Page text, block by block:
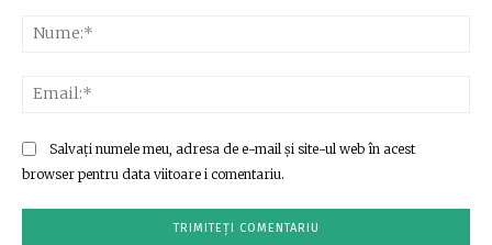
Salvați numele meu, adresa de e-mail și site-ul web în acest
browser pentru data viitoare i comentariu.